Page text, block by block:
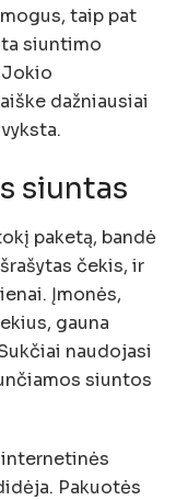
taip pat
siuntimo
dažniausiai
siuntas
paketą, bandė
čekis, ir
Įmonės,
gauna
naudojasi
siuntos
internetinės
Pakuotės